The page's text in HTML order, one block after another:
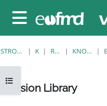
Panel boczny
Otwórz indeks kursu
STRONA GŁÓWNA RESOURCES KNOWLEDGE BANK
Lesion Library